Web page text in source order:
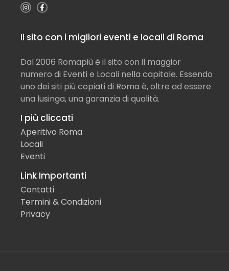
Il sito con i migliori eventi e locali di Roma
Dal 2006 Romapiù è il sito con il maggior
numero di Eventi e Locali nella capitale. Essendo
uno dei siti più copiati di Roma è, oltre ad essere
una lusinga, una garanzia di qualità.
I più cliccati
Aperitivo Roma
Locali
Eventi
Link Importanti
Contatti
Termini & Condizioni
Privacy